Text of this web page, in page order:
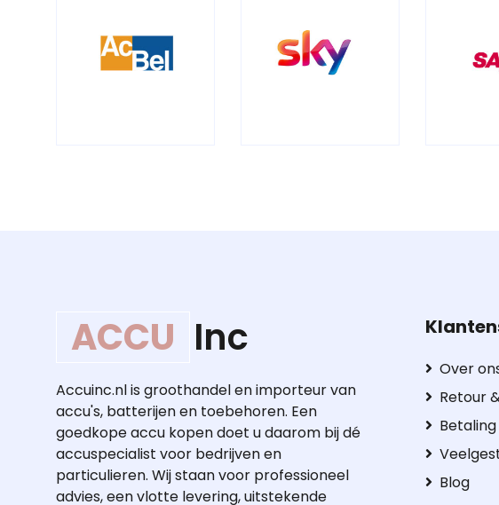
ACCU Inc
Accuinc.nl is groothandel en importeur van
accu's, batterijen en toebehoren. Een
goedkope accu kopen doet u daarom bij dé
accuspecialist voor bedrijven en
particulieren. Wij staan voor professioneel
advies, een vlotte levering, uitstekende
Over
Retour
Blog